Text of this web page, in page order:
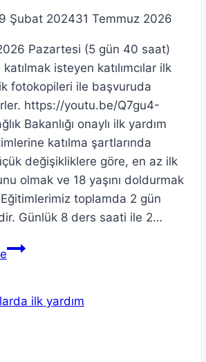
9 Şubat 202431 Temmuz 2026
Pazartesi (5 gün 40 saat)
isteyen katılımcılar ilk
fotokopileri ile başvuruda
https://youtu.be/Q7gu4-
Bakanlığı onaylı ilk yardım
katılma şartlarında
değişikliklere göre, en az ilk
olmak ve 18 yaşını doldurmak
toplamda 2 gün
Günlük 8 ders saati ile 2…
İlk
Başlama